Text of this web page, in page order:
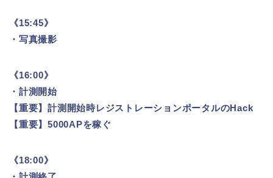
《15:45》
・写真撮影
《16:00》
・計測開始
【重要】計測開始時レジストレーションポータルのHack
【重要】5000APを稼ぐ
《18:00》